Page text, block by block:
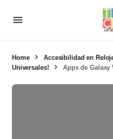
Home
Accesibilidad en
Universales!
Apps de Galaxy